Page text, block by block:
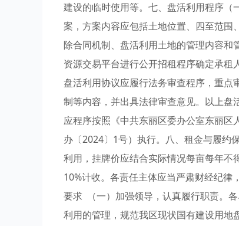
建设的临时使用等。七、盘活利用程序
案，方案内容应包括土地位置、四至范
除合同机制、盘活利用土地的管理内容
资源交易平台进行公开招租程序确定承租
盘活利用协议应履行法务审查程序，重
制等内容，并出具法律审查意见。以上盘
应程序按照《中共东丽区委办公室东丽
办〔2024〕1号）执行。八、租金与履约
利用，挂牌价应结合实际情况每亩每年
10%计收。各责任主体应当严肃财经纪
要求 （一）加强领导，认真履行职责。
利用的管理，规范我区现状国有建设用